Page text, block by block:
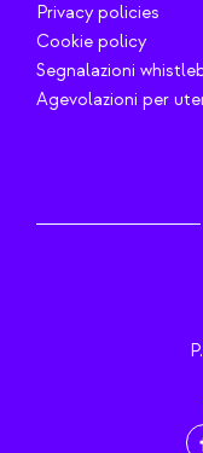
Privacy policies
Cookie policy
Segnalazioni
Agevolazioni per